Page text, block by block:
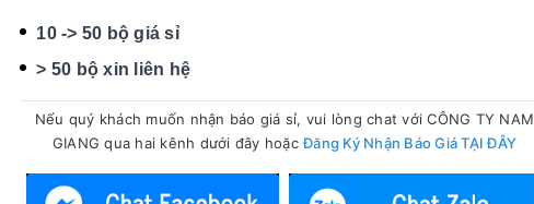
10 -> 50 bộ giá sỉ
> 50 bộ xin liên hệ
Nếu quý khách muốn nhận báo giá sỉ, vui lòng chat với CÔNG TY NAM
GIANG qua hai kênh dưới đây hoặcĐăng Ký Nhận Báo Giá TẠI ĐÂY